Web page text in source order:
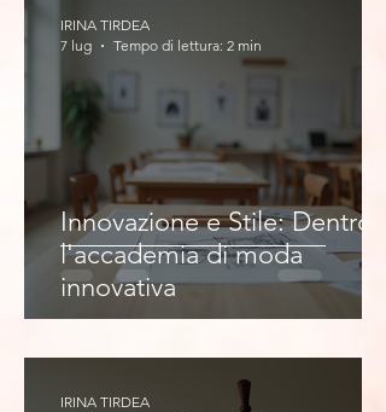
Innovazione e Stile: Dentro
l'accademia di moda
innovativa
IRINA TIRDEA
7 lug
Tempo di lettura: 2 min
IRINA TIRDEA